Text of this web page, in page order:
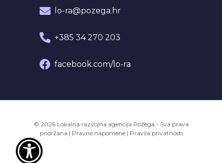
lo-ra@pozega.hr
+385 34 270 203
facebook.com/lo-ra
© 2026 Lokalna razvojna agencija Požega - Sva prava
pridržana | Pravne napomene | Pravila privatnosti